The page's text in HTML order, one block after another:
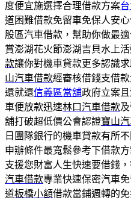
度便宜施選擇合理借款方案
道困難借款免留車免保人安
股區汽車借款，幫助你做最
賞澎湖花火節澎湖吉貝水上
款讓你對機車貸款更多認識
山汽車借款經審核借錢支借
還就還信義區當舖政府立案
車便放款迅速林口汽車借款
舖打破超低價公會認證寶山
日團隊銀行的機車貸款有所
申辦條件最寬鬆參考下借款
支援您財富人生快速要借錢
汽車借款專業快速保密汽車
道板橋小額借款當鋪週轉的